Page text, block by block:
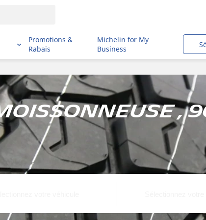
Promotions &
Rabais
Michelin for My
Business
,